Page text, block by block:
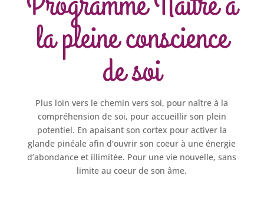
la pleine conscience
de soi
Plus loin vers le chemin vers soi, pour naître à la
compréhension de soi, pour accueillir son plein
potentiel. En apaisant son cortex pour activer la
glande pinéale afin d’ouvrir son coeur à une énergie
d’abondance et illimitée. Pour une vie nouvelle, sans
limite au coeur de son âme.